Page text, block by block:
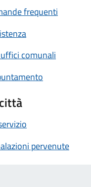
frequenti
comunali
pervenute